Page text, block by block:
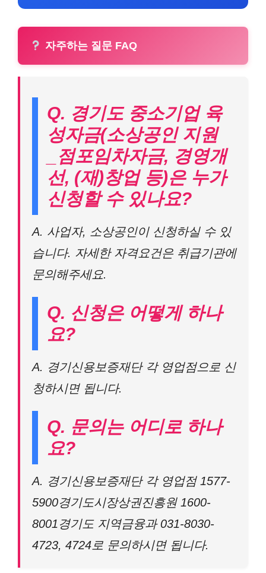
자주하는 질문 FAQ
Q. 경기도 중소기업 육
성자금(소상공인 지원
_점포임차자금, 경영개
선, (재)창업 등)은 누가
신청할 수 있나요?
A. 사업자, 소상공인이 신청하실 수 있
습니다. 자세한 자격요건은 취급기관에
문의해주세요.
Q. 신청은 어떻게 하나
요?
A. 경기신용보증재단 각 영업점으로 신
청하시면 됩니다.
Q. 문의는 어디로 하나
요?
A. 경기신용보증재단 각 영업점 1577-
5900경기도시장상권진흥원 1600-
8001경기도 지역금융과 031-8030-
4723, 4724로 문의하시면 됩니다.